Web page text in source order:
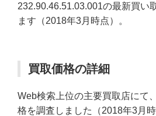
232.90.46.51.03.001の最新買い
ます（2018年3月時点）。
買取価格の詳細
Web検索上位の主要買取店にて
格を調査しました（2018年3月